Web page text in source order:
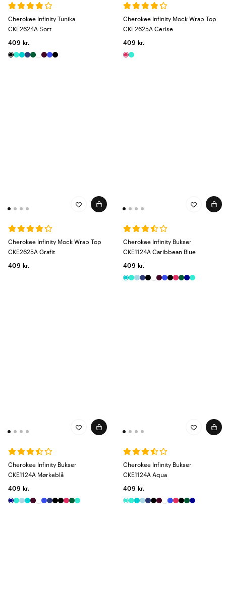
vask, er Infinity Scrubs det oplagte valg for sundhedspersonale. Gør
din hverdag enklere med arbejdstøj, der leverer på alle niveauer.
Cherokee Infinity Tunika
CKE2624A Sort
409 kr.
Cherokee Infinity Mock Wrap Top
CKE2625A Cerise
409 kr.
Cherokee Infinity Mock Wrap Top
CKE2625A Grafit
409 kr.
Cherokee Infinity Bukser
CKE1124A Caribbean Blue
409 kr.
Cherokee Infinity Bukser
CKE1124A Mørkeblå
409 kr.
Cherokee Infinity Bukser
CKE1124A Aqua
409 kr.